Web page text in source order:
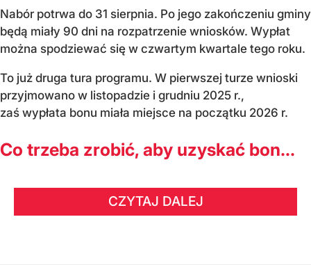
Nabór potrwa do 31 sierpnia. Po jego zakończeniu gminy
będą miały 90 dni na rozpatrzenie wniosków. Wypłat
można spodziewać się w czwartym kwartale tego roku.
To już druga tura programu. W pierwszej turze wnioski
przyjmowano w listopadzie i grudniu 2025 r.,
zaś wypłata bonu miała miejsce na początku 2026 r.
Co trzeba zrobić, aby uzyskać bon...
CZYTAJ DALEJ